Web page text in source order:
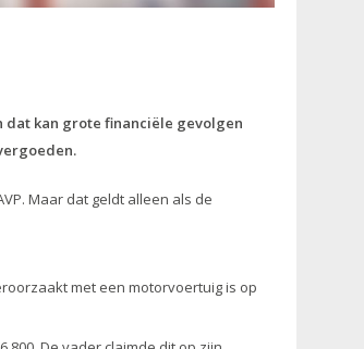
dat kan grote financiële gevolgen
Maar dat geldt alleen als de
met een motorvoertuig is op